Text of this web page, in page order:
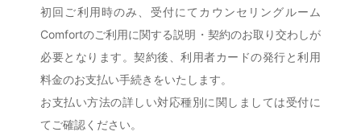
初回ご利用時のみ、受付にてカウンセリングルーム
Comfortのご利用に関する説明・契約のお取り交わしが
必要となります。契約後、利用者カードの発行と利用
料金のお支払い手続きをいたします。
お支払い方法の詳しい対応種別に関しましては受付に
てご確認ください。